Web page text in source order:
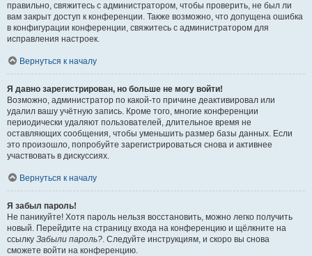
правильно, свяжитесь с администратором, чтобы проверить, не был ли
вам закрыт доступ к конференции. Также возможно, что допущена ошибка
в конфигурации конференции, свяжитесь с администратором для
исправления настроек.
Вернуться к началу
Я давно зарегистрирован, но больше не могу войти!
Возможно, администратор по какой-то причине деактивировал или
удалил вашу учётную запись. Кроме того, многие конференции
периодически удаляют пользователей, длительное время не
оставляющих сообщения, чтобы уменьшить размер базы данных. Если
это произошло, попробуйте зарегистрироваться снова и активнее
участвовать в дискуссиях.
Вернуться к началу
Я забыл пароль!
Не паникуйте! Хотя пароль нельзя восстановить, можно легко получить
новый. Перейдите на страницу входа на конференцию и щёлкните на
ссылку Забыли пароль?. Следуйте инструкциям, и скоро вы снова
сможете войти на конференцию.